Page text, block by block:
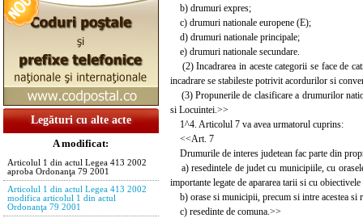
Legături cu alte acte
A modificat:
Articolul 1 din actul Legea 413 2002
aproba Ordonanţa 79 2001
Articolul 1 din actul Legea 413 2002
modifica articolul 1 din actul
Ordonanţa 79 2001
b) drumuri expres;
c) drumuri nationale europene (E);
d) drumuri nationale principale;
e) drumuri nationale secundare.
(2) Incadrarea in aceste categorii se face de
incadrare se stabileste potrivit acordurilor si
(3) Propunerile de clasificare a drumurilor
si Locuintei.>>
1^4. Articolul 7 va avea urmatorul cuprins:
<<Art. 7
Drumurile de interes judetean fac parte din
a) resedintele de judet cu municipiile, cu
importante legate de apararea tarii si cu
b) orase si municipii, precum si intre acestea si
c) resedinte de comuna.>>